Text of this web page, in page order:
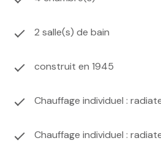
2 salle(s) de bain
construit en 1945
Chauffage individuel :
Chauffage individuel :